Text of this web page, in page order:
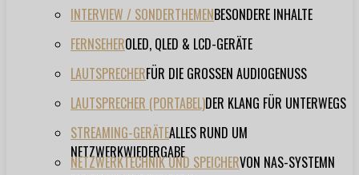
INTERVIEW / SONDERTHEMENBESONDERE INHALTE
FERNSEHEROLED, QLED & LCD-GERÄTE
LAUTSPRECHERFÜR DIE GROSSEN AUDIOGENUSS
LAUTSPRECHER (PORTABEL)DER KLANG FÜR UNTERWEGS
STREAMING-GERÄTEALLES RUND UM
NETZWERKWIEDERGABE
NETZWERKTECHNIK UND SPEICHERVON NAS-SYSTEMN